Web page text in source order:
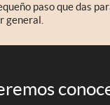
paso que das
general.